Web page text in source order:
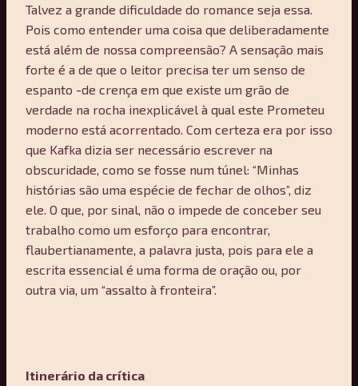
Talvez a grande dificuldade do romance seja essa.
Pois como entender uma coisa que deliberadamente
está além de nossa compreensão? A sensação mais
forte é a de que o leitor precisa ter um senso de
espanto -de crença em que existe um grão de
verdade na rocha inexplicável à qual este Prometeu
moderno está acorrentado. Com certeza era por isso
que Kafka dizia ser necessário escrever na
obscuridade, como se fosse num túnel: “Minhas
histórias são uma espécie de fechar de olhos”, diz
ele. O que, por sinal, não o impede de conceber seu
trabalho como um esforço para encontrar,
flaubertianamente, a palavra justa, pois para ele a
escrita essencial é uma forma de oração ou, por
outra via, um “assalto à fronteira”.
Itinerário da crítica